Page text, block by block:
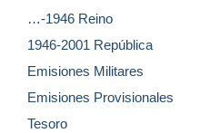
…-1946 Reino
1946-2001 República
Emisiones Militares
Emisiones Provisionales
Tesoro